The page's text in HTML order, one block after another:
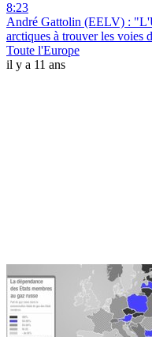
8:23
André Gattolin (EELV) :
arctiques à trouver les voies
Toute l'Europe
il y a 11 ans